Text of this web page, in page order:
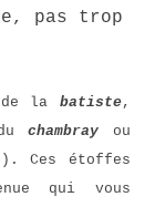
pas trop
la batiste,
chambray ou
Ces étoffes
qui vous